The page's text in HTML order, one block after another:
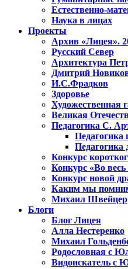
Естественно-
Наука в лицах
Проекты
Архив «Лицея».
Русский Север
Архитектура
Дмитрий
И.С.Фрадков
Здоровье
Художественная
Великая
Педагогика С.
Педагогика
Конкурс
Конкурс «Во весь
Конкурс новой
Каким мы
Михаил Швейцер
Блоги
Блог Лицея
Алла Нестеренко
Михаил
Родословная с
Видоискатель с